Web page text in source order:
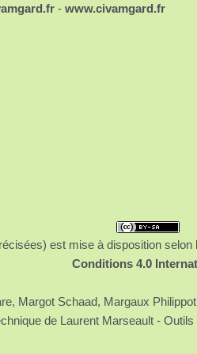
- www.civamgard.fr
est mise à disposition selon
Conditions 4.0
Margot Schaad, Margaux
de Laurent Marseault -